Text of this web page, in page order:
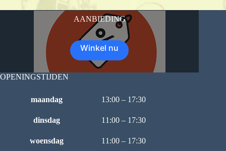
AANBIEDING
Winkel nu
OPENINGSTIJDEN
maandag 13:00 – 17:30
dinsdag 11:00 – 17:30
woensdag 11:00 – 17:30